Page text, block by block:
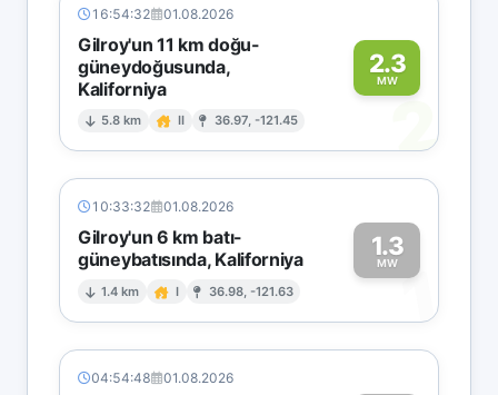
16:54:32 01.08.2026
Gilroy'un 11 km doğu-
güneydoğusunda,
Kaliforniya
5.8 km II 36.97, -121.45
2.3
MW
2
10:33:32 01.08.2026
Gilroy'un 6 km batı-
güneybatısında, Kaliforniya
1.4 km I 36.98, -121.63
1.3
MW1
04:54:48 01.08.2026